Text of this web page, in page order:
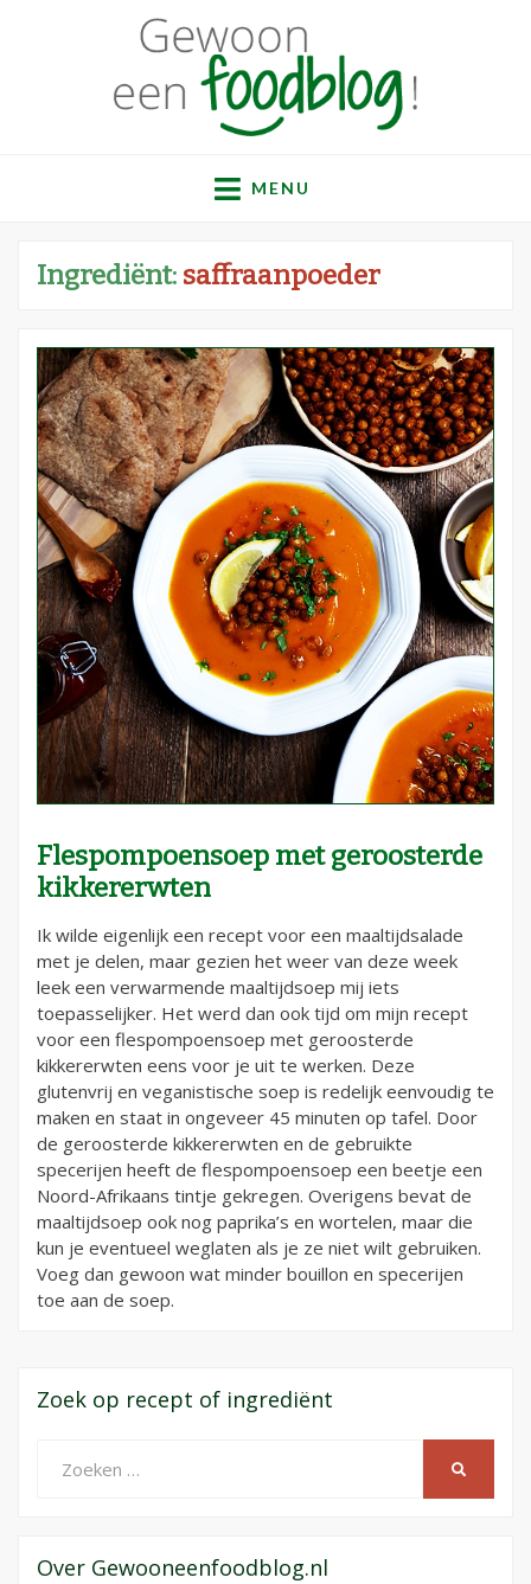
Gewoon een
foodblog!
recepten
MENU
Ingrediënt: saffraanpoeder
Flespompoensoep met geroosterde
kikkererwten
Ik wilde eigenlijk een recept voor een maaltijdsalade
met je delen, maar gezien het weer van deze week
leek een verwarmende maaltijdsoep mij iets
toepasselijker. Het werd dan ook tijd om mijn recept
voor een flespompoensoep met geroosterde
kikkererwten eens voor je uit te werken. Deze
glutenvrij en veganistische soep is redelijk eenvoudig te
maken en staat in ongeveer 45 minuten op tafel. Door
de geroosterde kikkererwten en de gebruikte
specerijen heeft de flespompoensoep een beetje een
Noord-Afrikaans tintje gekregen. Overigens bevat de
maaltijdsoep ook nog paprika’s en wortelen, maar die
kun je eventueel weglaten als je ze niet wilt gebruiken.
Voeg dan gewoon wat minder bouillon en specerijen
toe aan de soep.
Zoek op recept of ingrediënt
naar:
Over Gewooneenfoodblog.nl